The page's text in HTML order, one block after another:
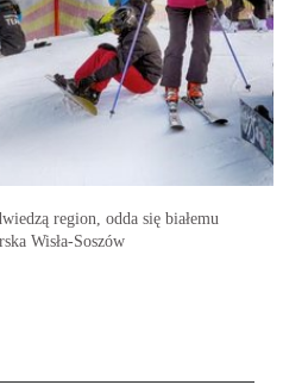
region, odda się białemu
Wisła-Soszów